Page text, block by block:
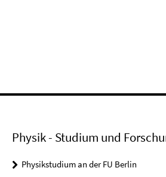
Physik - Studium und
Physikstudium an der FU Berlin